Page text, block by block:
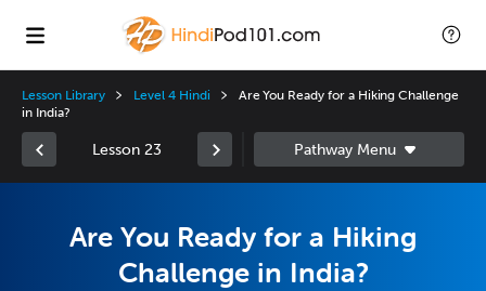
Lesson Library Level 4 Hindi
Are You Ready for a Hiking Challenge
in India?
Lesson 23
Are You Ready for a Hiking
Challenge in India?